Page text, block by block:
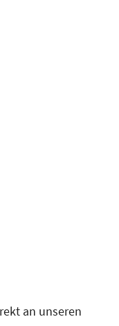
an unseren